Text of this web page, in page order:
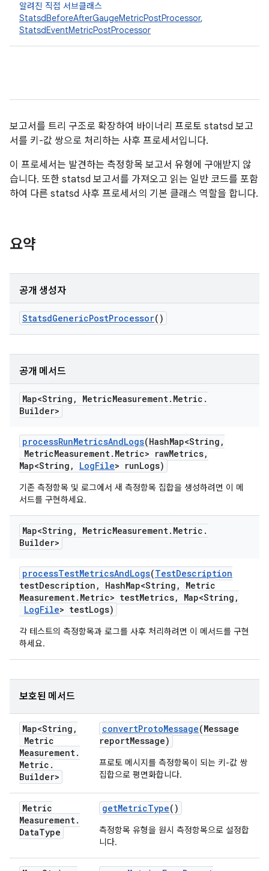
알려진 직접 서브클래스
StatsdBeforeAfterGaugeMetricPostProcessor,
StatsdEventMetricPostProcessor
보고서를 트리 구조로 확장하여 바이너리 프로토 statsd 보고
서를 키-값 쌍으로 처리하는 사후 프로세서입니다.
이 프로세서는 발견하는 측정항목 보고서 유형에 구애받지 않
습니다. 또한 statsd 보고서를 가져오고 읽는 일반 코드를 포함
하여 다른 statsd 사후 프로세서의 기본 클래스 역할을 합니다.
요약
공개 생성자
StatsdGenericPostProcessor()
공개 메서드
Map<String , MetricMeasurement. Metric .
Builder>
processRunMetricsAndLogs(HashMap<String ,
MetricMeasurement. Metric> rawMetrics,
Map<String , LogFile> runLogs)
기존 측정항목 및 로그에서 새 측정항목 집합을 생성하려면 이 메
서드를 구현하세요.
Map<String , MetricMeasurement. Metric .
Builder>
processTestMetricsAndLogs(TestDescription
testDescription , HashMap<String ,
Metric
Measurement. Metric> testMetrics, Map<String ,
LogFile> testLogs)
각 테스트의 측정항목과 로그를 사후 처리하려면 이 메서드를 구현
하세요.
보호된 메서드
Map<String ,
Metric
Measurement.
Metric .
Builder>
convertProtoMessage(Message
reportMessage)
프로토 메시지를 측정항목이 되는 키-값 쌍
집합으로 평면화합니다.
Metric
Measurement.
DataType
getMetricType()
측정항목 유형을 원시 측정항목으로 설정합
니다.